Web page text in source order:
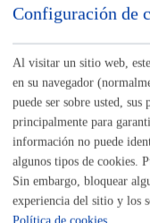
Innovación-
Inscripciones
Deporte,
medio
diversidad
Licencias -
Configuración de
Al visitar un sitio web,
en su navegador
puede ser sobre usted,
principalmente para
información no puede
algunos tipos de cookies.
Sin embargo, bloquear
experiencia del sitio y los